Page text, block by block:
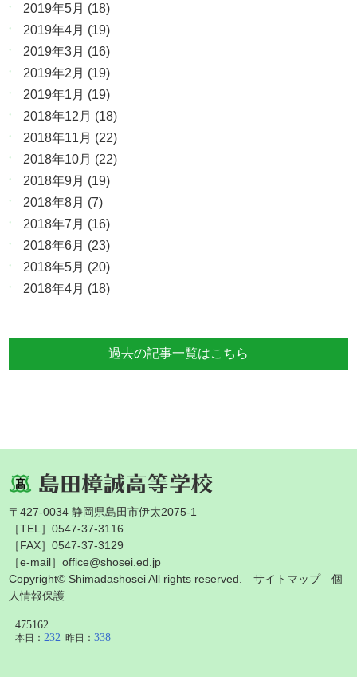
2019年5月 (18)
2019年4月 (19)
2019年3月 (16)
2019年2月 (19)
2019年1月 (19)
2018年12月 (18)
2018年11月 (22)
2018年10月 (22)
2018年9月 (19)
2018年8月 (7)
2018年7月 (16)
2018年6月 (23)
2018年5月 (20)
2018年4月 (18)
過去の記事一覧はこちら
〒427-0034 静岡県島田市伊太2075-1
［TEL］0547-37-3116
［FAX］0547-37-3129
［e-mail］office@shosei.ed.jp
Copyright© Shimadashosei All rights reserved.サイトマップ
個
人情報保護